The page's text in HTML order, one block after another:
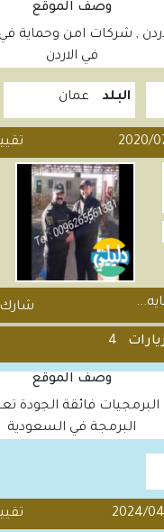
وصف الموقع
, شركات امن وحماية
في الاردن
البلد عمان
شارك
4
وصف الموقع
فائقة الجودة
البرمجة في السعودية